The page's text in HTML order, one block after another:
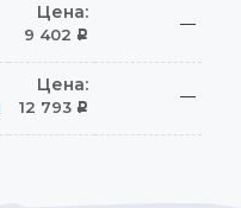
Цена:
9 402 Р
—
Цена:
12 793 Р
—